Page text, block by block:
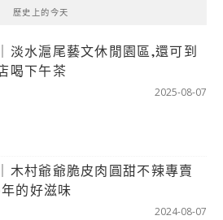
歷史上的今天
淡水滬尾藝文休閒園區,還可到
喝下午茶
2025-08-07
木村爺爺脆皮肉圓甜不辣專賣
的好滋味
2024-08-07